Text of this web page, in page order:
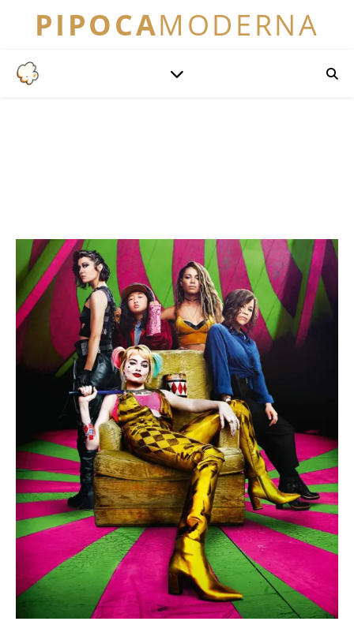
PIPOCAMODERNA